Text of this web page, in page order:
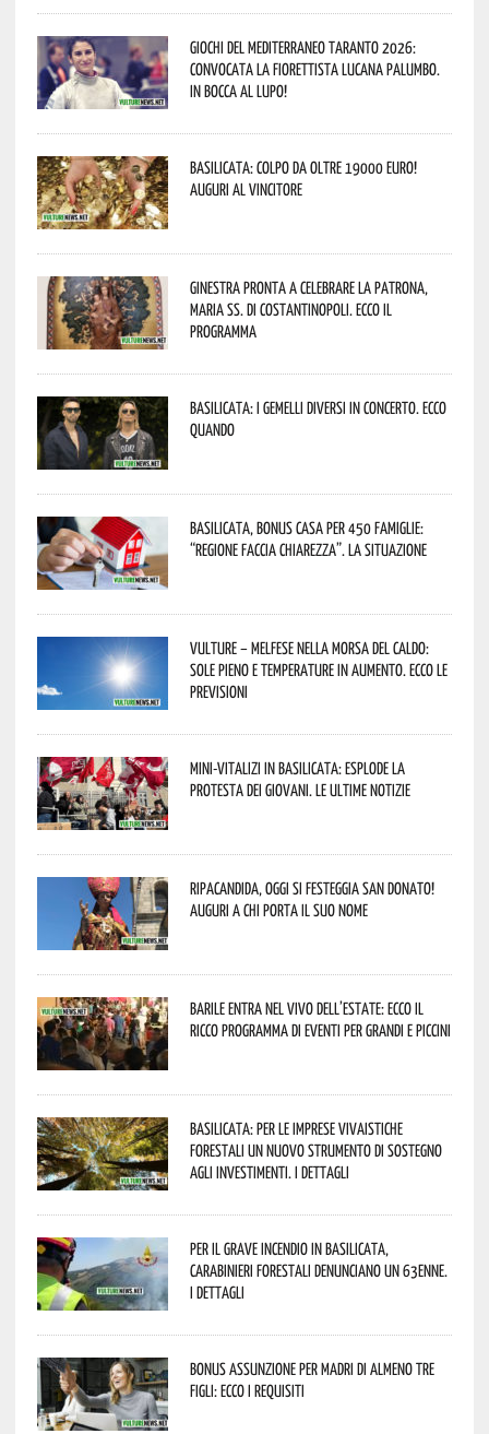
Giochi del Mediterraneo Taranto 2026:
convocata la fiorettista lucana Palumbo.
In bocca al lupo!
Basilicata: colpo da oltre 19000 Euro!
Auguri al vincitore
Ginestra pronta a celebrare la Patrona,
Maria SS. di Costantinopoli. Ecco il
programma
Basilicata: i Gemelli DiVersi in concerto. Ecco
quando
Basilicata, Bonus casa per 450 famiglie:
“Regione faccia chiarezza”. La situazione
Vulture – melfese nella morsa del caldo:
sole pieno e temperature in aumento. Ecco le
previsioni
Mini-vitalizi in Basilicata: esplode la
protesta dei giovani. Le ultime notizie
Ripacandida, oggi si festeggia San Donato!
Auguri a chi porta il suo nome
Barile entra nel vivo dell’estate: ecco il
ricco programma di eventi per grandi e piccini
Basilicata: per le imprese vivaistiche
forestali un nuovo strumento di sostegno
agli investimenti. I dettagli
Per il grave incendio in Basilicata,
Carabinieri forestali denunciano un 63enne.
I dettagli
Bonus assunzione per madri di almeno tre
figli: ecco i requisiti